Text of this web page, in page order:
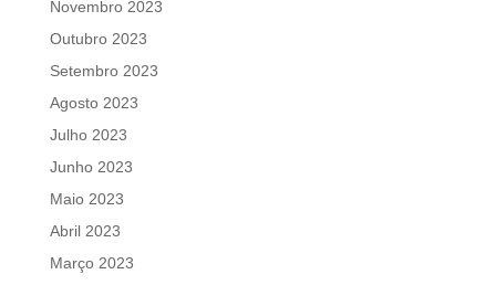
Novembro 2023
Outubro 2023
Setembro 2023
Agosto 2023
Julho 2023
Junho 2023
Maio 2023
Abril 2023
Março 2023